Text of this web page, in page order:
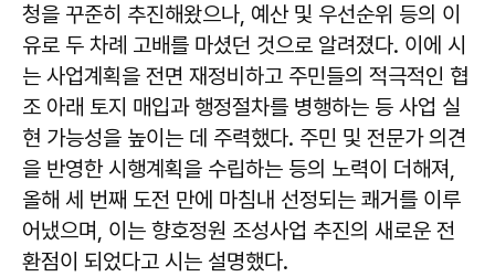
청을 꾸준히 추진해왔으나, 예산 및 우선순위 등의 이
유로 두 차례 고배를 마셨던 것으로 알려졌다. 이에 시
는 사업계획을 전면 재정비하고 주민들의 적극적인 협
조 아래 토지 매입과 행정절차를 병행하는 등 사업 실
현 가능성을 높이는 데 주력했다. 주민 및 전문가 의견
을 반영한 시행계획을 수립하는 등의 노력이 더해져,
올해 세 번째 도전 만에 마침내 선정되는 쾌거를 이루
어냈으며, 이는 향호정원 조성사업 추진의 새로운 전
환점이 되었다고 시는 설명했다.